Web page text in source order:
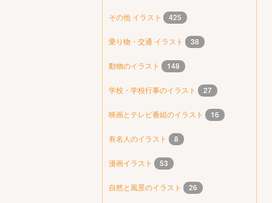
その他 イラスト 425
乗り物・交通 イラスト 38
動物のイラスト 148
学校・学校行事のイラスト 27
映画とテレビ番組のイラスト 16
有名人のイラスト 8
漫画イラスト 53
自然と風景のイラスト 26